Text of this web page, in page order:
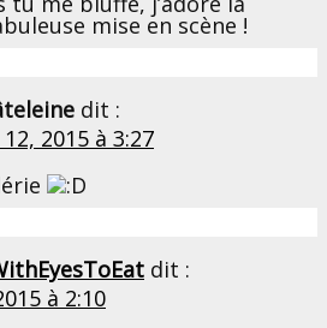
mise en scène !
dit :
2015 à 3:27
dit :
à 2:10